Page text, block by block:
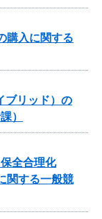
購入に関する
ブリッド）の
）
全合理化
する一般競